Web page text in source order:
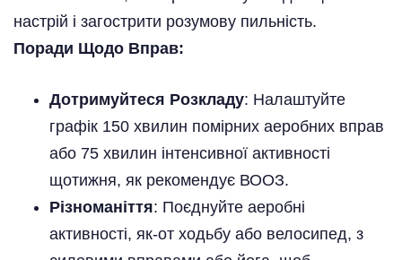
настрій і загострити розумову пильність.
Поради Щодо Вправ:
Дотримуйтеся Розкладу: Налаштуйте
графік 150 хвилин помірних аеробних вправ
або 75 хвилин інтенсивної активності
щотижня, як рекомендує ВООЗ.
Різноманіття: Поєднуйте аеробні
активності, як-от ходьбу або велосипед, з